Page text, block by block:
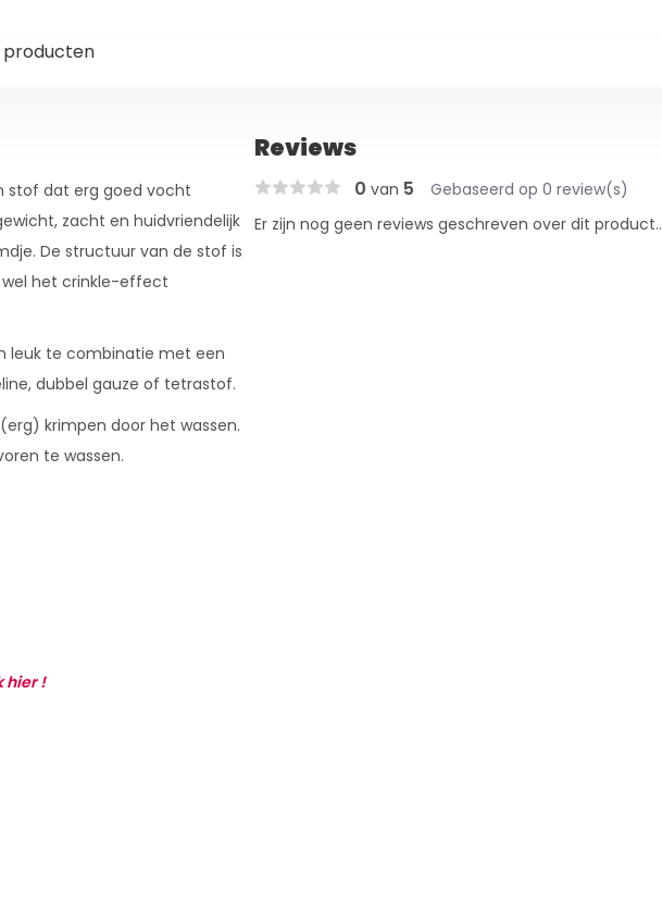
stof dat erg goed vocht
zacht en huidvriendelijk
De structuur van de stof is
wel het crinkle-effect
leuk te combinatie met een
dubbel gauze of tetrastof.
krimpen door het wassen.
te wassen.
hier !
Reviews
0 van 5 Gebaseerd op 0 review(s)
Er zijn nog geen reviews geschreven over dit product..